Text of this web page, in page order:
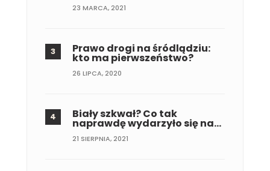
23 MARCA, 2021
Prawo drogi na śródlądziu:
kto ma pierwszeństwo?
26 LIPCA, 2020
Biały szkwał? Co tak
naprawdę wydarzyło się na…
21 SIERPNIA, 2021